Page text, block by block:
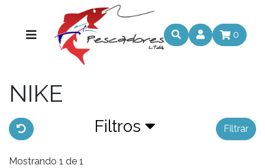
0
NIKE
Filtros Filtrar
Mostrando 1 de 1